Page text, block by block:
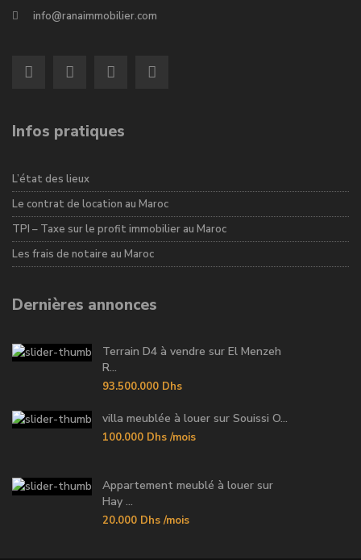
info@ranaimmobilier.com
Infos pratiques
L’état des lieux
Le contrat de location au Maroc
TPI – Taxe sur le profit immobilier au Maroc
Les frais de notaire au Maroc
Dernières annonces
Terrain D4 à vendre sur El Menzeh
R...
93.500.000 Dhs
villa meublée à louer sur Souissi O...
100.000 Dhs /mois
Appartement meublé à louer sur
Hay ...
20.000 Dhs /mois